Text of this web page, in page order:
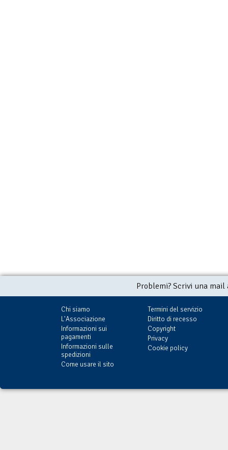
Problemi? Scrivi una
Chi siamo
L'Associazione
Informazioni sui
pagamenti
Informazioni sulle
spedizioni
Come usare il sito
Termini del servizio
Diritto di recesso
Copyright
Privacy
Cookie policy